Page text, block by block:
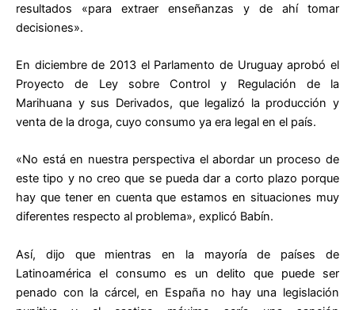
resultados «para extraer enseñanzas y de ahí tomar
decisiones».
En diciembre de 2013 el Parlamento de Uruguay aprobó el
Proyecto de Ley sobre Control y Regulación de la
Marihuana y sus Derivados, que legalizó la producción y
venta de la droga, cuyo consumo ya era legal en el país.
«No está en nuestra perspectiva el abordar un proceso de
este tipo y no creo que se pueda dar a corto plazo porque
hay que tener en cuenta que estamos en situaciones muy
diferentes respecto al problema», explicó Babín.
Así, dijo que mientras en la mayoría de países de
Latinoamérica el consumo es un delito que puede ser
penado con la cárcel, en España no hay una legislación